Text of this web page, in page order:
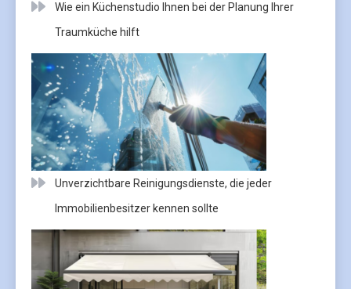
Wie ein Küchenstudio Ihnen bei der Planung Ihrer
Traumküche hilft
Unverzichtbare Reinigungsdienste, die jeder
Immobilienbesitzer kennen sollte